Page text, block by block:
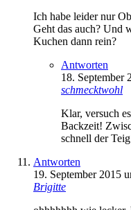
Ich habe leider nur
Geht das auch? Und
Kuchen dann rein?
Antworten
18. September
schmecktwohl
Klar, versuch
Backzeit!
schnell der
Antworten
19. September 2015
Brigitte